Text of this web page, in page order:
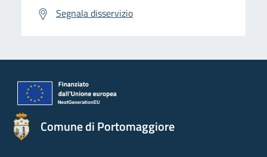
Segnala disservizio
Comune di Portomaggiore